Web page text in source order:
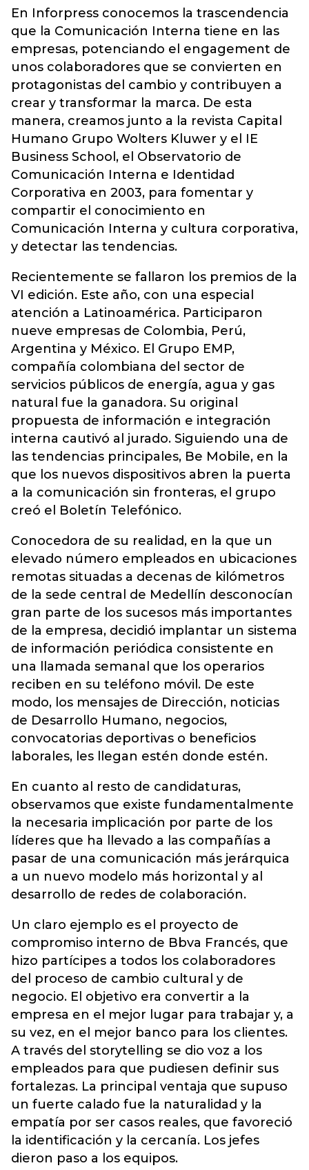
En Inforpress conocemos la trascendencia
que la Comunicación Interna tiene en las
empresas, potenciando el engagement de
unos colaboradores que se convierten en
protagonistas del cambio y contribuyen a
crear y transformar la marca. De esta
manera, creamos junto a la revista Capital
Humano Grupo Wolters Kluwer y el IE
Business School, el Observatorio de
Comunicación Interna e Identidad
Corporativa en 2003, para fomentar y
compartir el conocimiento en
Comunicación Interna y cultura corporativa,
y detectar las tendencias.
Recientemente se fallaron los premios de la
VI edición. Este año, con una especial
atención a Latinoamérica. Participaron
nueve empresas de Colombia, Perú,
Argentina y México. El Grupo EMP,
compañía colombiana del sector de
servicios públicos de energía, agua y gas
natural fue la ganadora. Su original
propuesta de información e integración
interna cautivó al jurado. Siguiendo una de
las tendencias principales, Be Mobile, en la
que los nuevos dispositivos abren la puerta
a la comunicación sin fronteras, el grupo
creó el Boletín Telefónico.
Conocedora de su realidad, en la que un
elevado número empleados en ubicaciones
remotas situadas a decenas de kilómetros
de la sede central de Medellín desconocían
gran parte de los sucesos más importantes
de la empresa, decidió implantar un sistema
de información periódica consistente en
una llamada semanal que los operarios
reciben en su teléfono móvil. De este
modo, los mensajes de Dirección, noticias
de Desarrollo Humano, negocios,
convocatorias deportivas o beneficios
laborales, les llegan estén donde estén.
En cuanto al resto de candidaturas,
observamos que existe fundamentalmente
la necesaria implicación por parte de los
líderes que ha llevado a las compañías a
pasar de una comunicación más jerárquica
a un nuevo modelo más horizontal y al
desarrollo de redes de colaboración.
Un claro ejemplo es el proyecto de
compromiso interno de Bbva Francés, que
hizo partícipes a todos los colaboradores
del proceso de cambio cultural y de
negocio. El objetivo era convertir a la
empresa en el mejor lugar para trabajar y, a
su vez, en el mejor banco para los clientes.
A través del storytelling se dio voz a los
empleados para que pudiesen definir sus
fortalezas. La principal ventaja que supuso
un fuerte calado fue la naturalidad y la
empatía por ser casos reales, que favoreció
la identificación y la cercanía. Los jefes
dieron paso a los equipos.